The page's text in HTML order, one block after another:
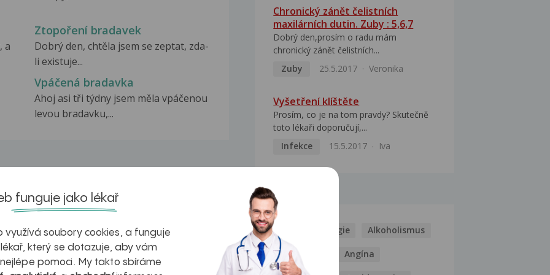
a
Ztopoření bradavek
Dobrý den, chtěla jsem se zeptat, zda-
li existuje...
Vpáčená bradavka
Ahoj asi tři týdny jsem měla vpáčenou
levou bradavku,...
zdravá játra?
Chronický zánět čelistních
maxilárních dutin. Zuby : 5,6,7
Dobrý den,prosím o radu mám
chronický zánět čelistních...
Zuby
25.5.2017 Veronika
Vyšetření klíštěte
Prosím, co je na tom pravdy? Skutečně
toto lékaři doporučují,...
Infekce
15.5.2017 Iva
NEMOCI
Alergie Alkoholismus
Analgetika Angína
funguje jako lékař
využívá soubory cookies, a funguje
který se dotazuje, aby vám
pomoci. My takto sbíráme